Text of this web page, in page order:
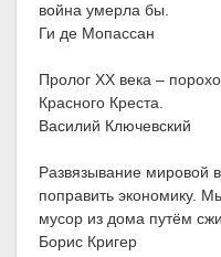
война умерла бы.
Ги де Мопассан
Пролог XX века –
Красного Креста.
Василий Ключевский
Развязывание мировой
поправить экономику.
мусор из дома путём
Борис Кригер